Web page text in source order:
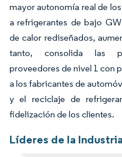
mayor autonomía real de
a refrigerantes de bajo
de calor rediseñados,
tanto, consolida las
proveedores de nivel 1 con
a los fabricantes de
y el reciclaje de
fidelización de los clientes.
Líderes de la